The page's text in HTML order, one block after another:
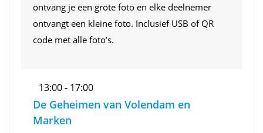
ontvang je een grote foto en elke deelnemer
ontvangt een kleine foto. Inclusief USB of QR
code met alle foto’s.
13:00 - 17:00
De Geheimen van Volendam en
Marken